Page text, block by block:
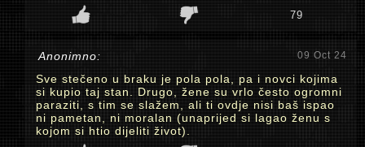
79
Anonimno: 09 Oct 24
Sve stečeno u braku je pola pola, pa i novci kojima
si kupio taj stan. Drugo, žene su vrlo često ogromni
paraziti, s tim se slažem, ali ti ovdje nisi baš ispao
ni pametan, ni moralan (unaprijed si lagao ženu s
kojom si htio dijeliti život).